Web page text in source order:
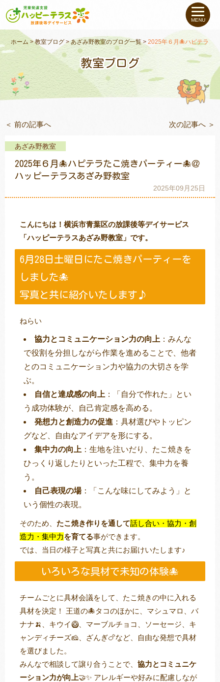
私たちについて
未就学のお子さま（０〜６才）
小学生〜高校生のお子さま
支援事例
教室一覧
トレキング DIDIM
MENU
ホーム >教室ブログ>あざみ野教室のブログ一覧>2025年６月🐙ハピテラた
教室ブログ
＜ 前の記事へ 次の記事へ ＞
あざみ野教室
2025年６月🐙ハピテラたこ焼きパーティー🐙＠
ハッピーテラスあざみ野教室
2025年09月25日
こんにちは！横浜市青葉区の放課後等デイサービス
「ハッピーテラスあざみ野教室」です。
6月28日土曜日にたこ焼きパーティーを
しました🐙
写真と共に紹介いたします♪
ねらい
協力とコミュニケーション力の向上 ：みんな
で役割を分担しながら作業を進めることで、他者
とのコミュニケーション力や協力の大切さを学
ぶ。
自信と達成感の向上 ：「自分で作れた」とい
う成功体験が、自己肯定感を高める。
発想力と創造力の促進 ：具材選びやトッピン
グなど、自由なアイデアを形にする。
集中力の向上 ：生地を注いだり、たこ焼きを
ひっくり返したりといった工程で、集中力を養
う。
自己表現の場：「こんな味にしてみよう」と
いう個性の表現。
そのため、 たこ焼き作りを通して話し合い・協力・創
造力・集中力を育てる事ができます。
では、当日の様子と写真と共にお届けいたします♪
いろいろな具材で未知の体験🐙
チームごとに具材会議をして、たこ焼きの中に入れる
具材を決定！ 王道の🐙タコのほかに、マシュマロ、バ
ナナ🍌、キウイ🥝、マーブルチョコ、ソーセージ、キ
ャンディチーズ🧀、ざんぎ🍗など、自由な発想で具材
を選びました。
みんなで相談して譲り合うことで、 協力とコミュニケ
ーション力が向上🤝✨ アレルギーや好みに配慮しなが